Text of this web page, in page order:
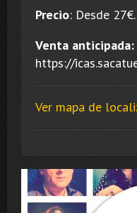
Precio: Desde 27€.
Venta anticipada:
https://
Ver mapa de